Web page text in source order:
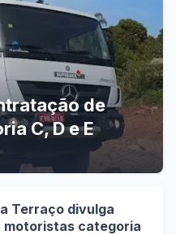
de
C, D e E
Terraço divulga
motoristas categoria